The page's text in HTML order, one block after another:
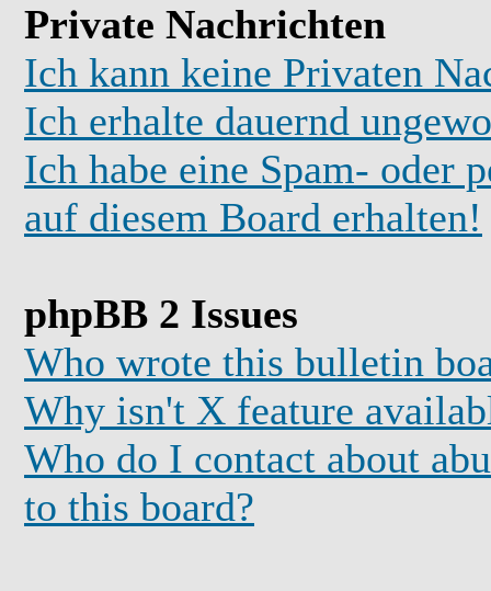
Private Nachrichten
Ich kann keine Privaten
Ich erhalte dauernd
Ich habe eine Spam- oder
auf diesem Board erhalten!
phpBB 2 Issues
Who wrote this bulletin
Why isn't X feature
Who do I contact about
to this board?